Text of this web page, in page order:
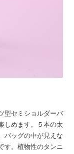
型セミショルダーバ
しめます。５本の太
バッグの中が見えな
す。植物性のタンニ